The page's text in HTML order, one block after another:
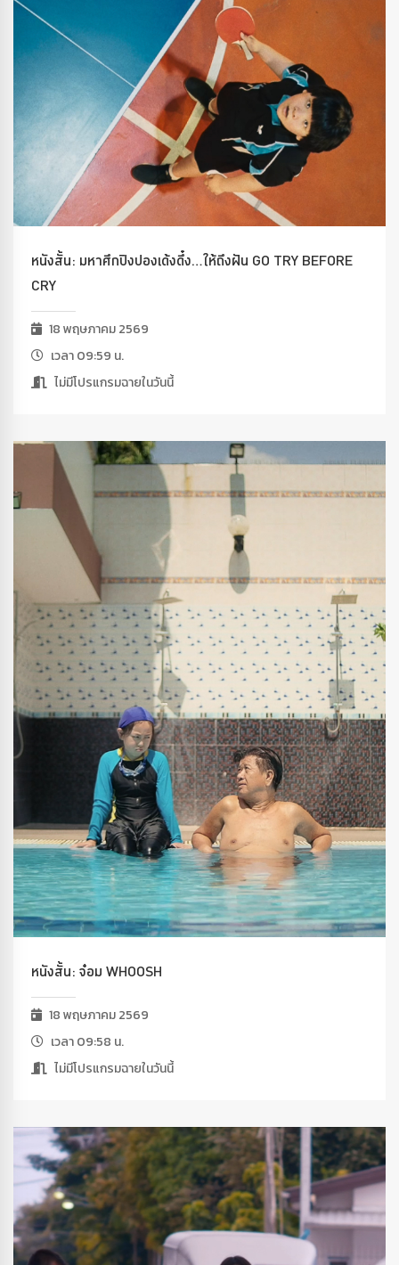
หนังสั้น: มหาศึกปิงปองเด้งดึ๋ง…ให้ถึงฝัน GO TRY BEFORE
CRY
18 พฤษภาคม 2569
เวลา 09:59 น.
ไม่มีโปรแกรมฉายในวันนี้
หนังสั้น: จ๋อม WHOOSH
18 พฤษภาคม 2569
เวลา 09:58 น.
ไม่มีโปรแกรมฉายในวันนี้